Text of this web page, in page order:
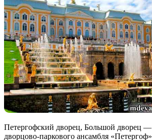
Петергофский дворец, Большой дворец —
дворцово-паркового ансамбля